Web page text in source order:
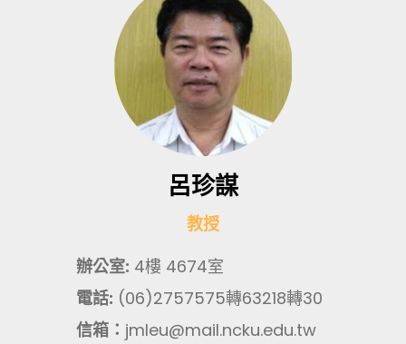
呂珍謀
教授
辦公室: 4樓 4674室
電話: (06)2757575轉63218轉30
信箱： jmleu@mail.ncku.edu.tw